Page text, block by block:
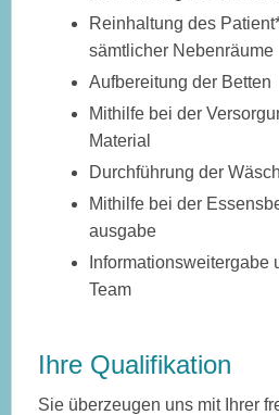
Reinhaltung des
sämtlicher Nebenräume
Aufbereitung der Betten
Mithilfe bei der
Material
Durchführung der
Mithilfe bei der
ausgabe
Informationsweitergabe
Team
Ihre Qualifikation
Sie überzeugen uns mit Ihrer